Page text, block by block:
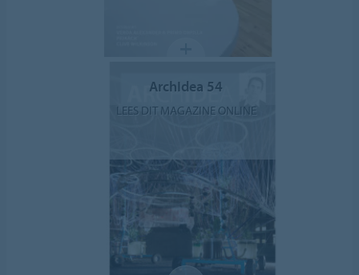
ArchIdea 54
LEES DIT MAGAZINE ONLINE